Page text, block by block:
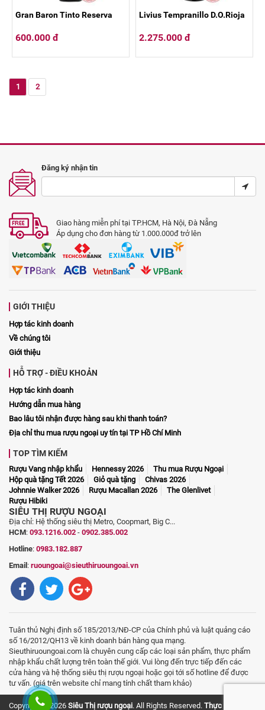
Gran Baron Tinto Reserva
600.000 đ
Livius Tempranillo D.O.Rioja
2.275.000 đ
1 2
Đăng ký nhận tin
Giao hàng miễn phí tại TP.HCM, Hà Nội, Đà Nẵng
Áp dụng cho đơn hàng từ 1.000.000đ trở lên
GIỚI THIỆU
Hợp tác kinh doanh
Về chúng tôi
Giới thiệu
HỖ TRỢ - ĐIỀU KHOẢN
Hợp tác kinh doanh
Hướng dẫn mua hàng
Bao lâu tôi nhận được hàng sau khi thanh toán?
Địa chỉ thu mua rượu ngoại uy tín tại TP Hồ Chí Minh
TOP TÌM KIẾM
Rượu Vang nhập khẩu Hennessy 2026
Thu mua Rượu Ngoại
Hộp quà tặng Tết 2026
Giỏ quà tặng
Chivas 2026
Johnnie Walker 2026
Rượu Macallan 2026
The Glenlivet
Rượu Hibiki
SIÊU THỊ RƯỢU NGOẠI
Địa chỉ: Hệ thống siêu thị Metro, Coopmart, Big C...
HCM: 093.1216.002 - 0902.385.002
Hotline: 0983.182.887
Email : ruoungoai@sieuthiruoungoai.vn
Tuân thủ Nghị định số 185/2013/NĐ-CP của Chính phủ và luật quảng cáo
số 16/2012/QH13 về kinh doanh bán hàng qua mạng.
Sieuthiruoungoai.com là chuyên cung cấp các loại sản phẩm, thực phẩm
nhập khẩu chất lượng trên toàn thế giới. Vui lòng đến trực tiếp đến các
cửa hàng và hệ thống siêu thị rượu ngoại hoặc gọi tới số hotline để được
tư vấn. (giá trên website chỉ mang tính chất tham khảo)
Copyright © 2026 Siêu Thị rượu ngoại. All Rights Reserved. Thực phẩm